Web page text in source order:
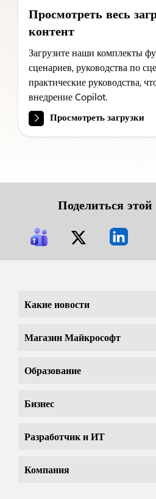
Просмотреть весь
контент
Загрузите наши комплекты
сценариев, руководства по
практические руководства,
внедрение Copilot.
Просмотреть загрузки
Поделиться
Какие новости
Магазин Майкрософт
Образование
Бизнес
Разработчик и ИТ
Компания